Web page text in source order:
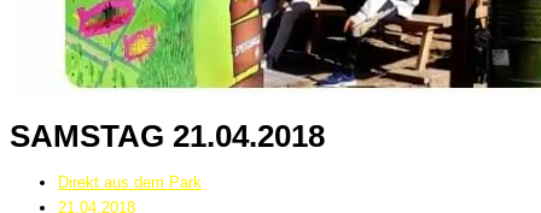
SAMSTAG 21.04.2018
Direkt aus dem Park
21.04.2018